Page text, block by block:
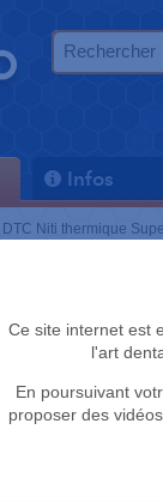
Infos
Ce site internet est
l'art
En poursuivant
proposer des
DTC Niti thermique